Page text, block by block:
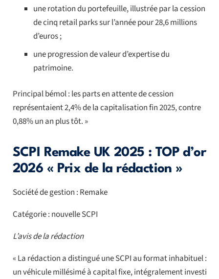
une rotation du portefeuille, illustrée par la cession
de cinq retail parks sur l’année pour 28,6 millions
d’euros ;
une progression de valeur d’expertise du
patrimoine.
Principal bémol : les parts en attente de cession
représentaient 2,4% de la capitalisation fin 2025, contre
0,88% un an plus tôt. »
SCPI Remake UK 2025 : TOP d’or
2026 « Prix de la rédaction »
Société de gestion : Remake
Catégorie : nouvelle SCPI
L’avis de la rédaction
« La rédaction a distingué une SCPI au format inhabituel :
un véhicule millésimé à capital fixe, intégralement investi